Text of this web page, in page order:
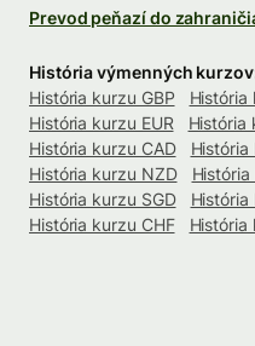
Prevod peňazí do
História výmenných
História kurzu GBP
História
História kurzu EUR
História
História kurzu CAD
História
História kurzu NZD
História
História kurzu SGD
História
História kurzu CHF
História